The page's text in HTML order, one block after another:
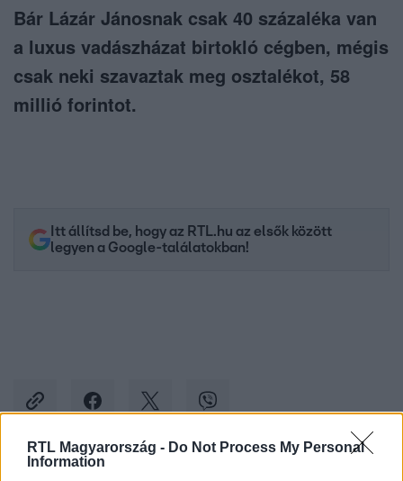
RTL Magyarország - Do Not Process My Personal
Information
Bár Lázár Jánosnak csak 40 százaléka van
a luxus vadászházat birtokló cégben, mégis
csak neki szavaztak meg osztalékot, 58
millió forintot.
Itt állítsd be, hogy az RTL.hu az elsők között
legyen a Google-találatokban!